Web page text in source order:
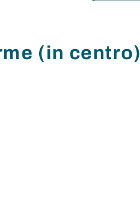
(in centro)